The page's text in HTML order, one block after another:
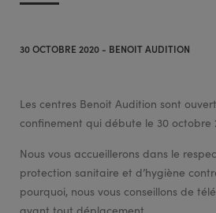
30 OCTOBRE 2020 - BENOIT AUDITION
Les centres Benoit Audition sont
confinement qui débute le 30 octobre
Nous vous accueillerons dans le
protection sanitaire et d’hygiène
pourquoi, nous vous conseillons de
avant tout déplacement.